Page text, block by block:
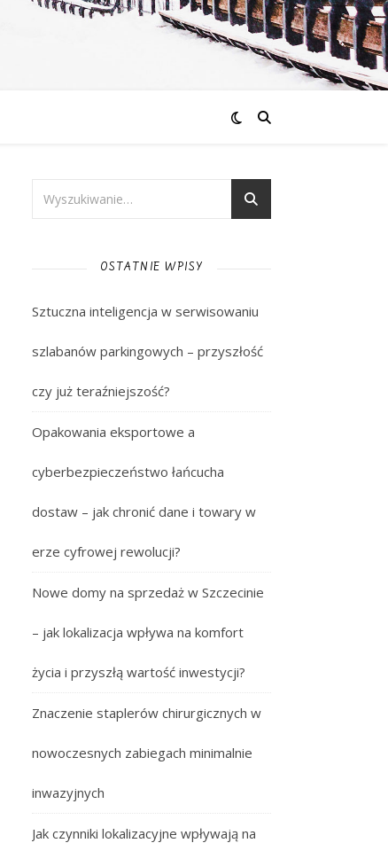
OSTATNIE WPISY
Sztuczna inteligencja w serwisowaniu
szlabanów parkingowych – przyszłość
czy już teraźniejszość?
Opakowania eksportowe a
cyberbezpieczeństwo łańcucha
dostaw – jak chronić dane i towary w
erze cyfrowej rewolucji?
Nowe domy na sprzedaż w Szczecinie
– jak lokalizacja wpływa na komfort
życia i przyszłą wartość inwestycji?
Znaczenie staplerów chirurgicznych w
nowoczesnych zabiegach minimalnie
inwazyjnych
Jak czynniki lokalizacyjne wpływają na